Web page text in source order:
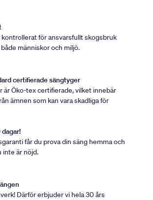
kontrollerat för ansvarsfullt skogsbruk
människor och miljö.
certifierade sängtyger
är Öko-tex certifierade, vilket innebär
ämnen som kan vara skadliga för
dagar!
får du prova din säng hemma och
inte är nöjd.
Därför erbjuder vi hela 30 års